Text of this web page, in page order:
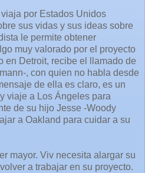
por Estados Unidos
sus vidas y sus ideas sobre
le permite obtener
muy valorado por el proyecto
en Detroit, recibe el llamado de
, con quien no habla desde
de ella es claro, es un
viaje a Los Ángeles para
de su hijo Jesse -Woody
a Oakland para cuidar a su
mayor. Viv necesita alargar su
a trabajar en su proyecto.